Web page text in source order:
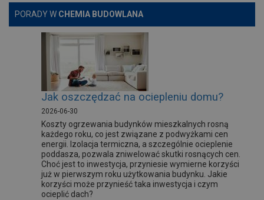
PORADY W CHEMIA BUDOWLANA
Jak oszczędzać na ociepleniu domu?
2026-06-30
Koszty ogrzewania budynków mieszkalnych rosną
każdego roku, co jest związane z podwyżkami cen
energii. Izolacja termiczna, a szczególnie ocieplenie
poddasza, pozwala zniwelować skutki rosnących cen.
Choć jest to inwestycja, przyniesie wymierne korzyści
już w pierwszym roku użytkowania budynku. Jakie
korzyści może przynieść taka inwestycja i czym
ocieplić dach?